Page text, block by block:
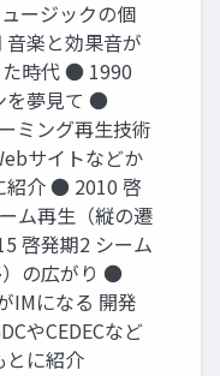
ージックの個
楽と効果⾳が
時代 ● 1990
を夢⾒て ●
ミング再⽣技術
サイトなどか
紹介 ● 2010 啓
ム再⽣（縦の遷
啓発期2 シーム
）の広がり ●
IMになる 開発
やCEDECなど
とに紹介